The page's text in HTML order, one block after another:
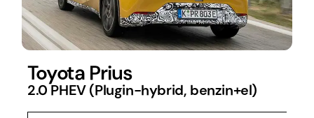
Toyota Prius
2.0 PHEV (Plugin-hybrid, benzin+el)